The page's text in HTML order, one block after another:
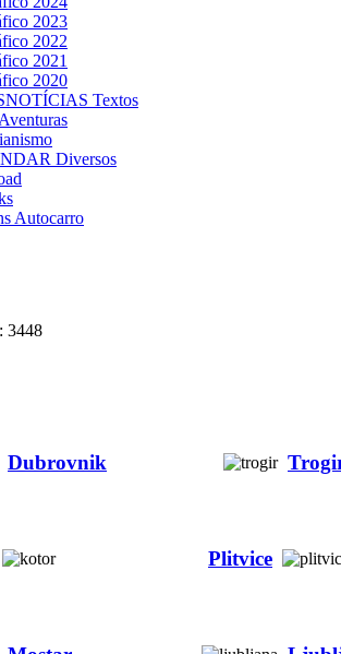
2023
2022
2021
2020
NOTÍCIAS Textos
Diversos
Autocarro
3448
Dubrovnik
Plitvice